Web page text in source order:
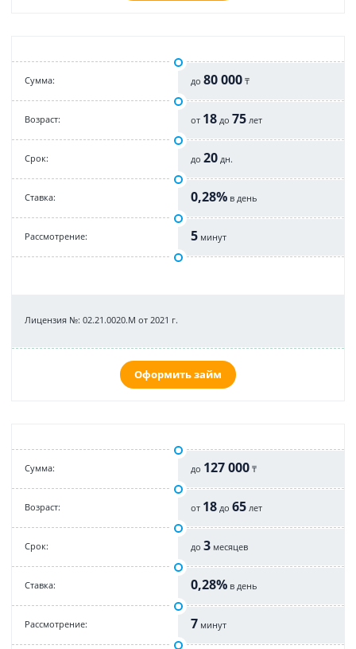
Cумма: до 80 000 ₸
Возраст: от 18 до 75 лет
Срок: до 20 дн.
Cтавка: 0,28% в день
Рассмотрение: 5 минут
Лицензия №: 02.21.0020.M от 2021 г.
Оформить займ
Cумма: до 127 000 ₸
Возраст: от 18 до 65 лет
Срок: до 3 месяцев
Cтавка: 0,28% в день
Рассмотрение: 7 минут